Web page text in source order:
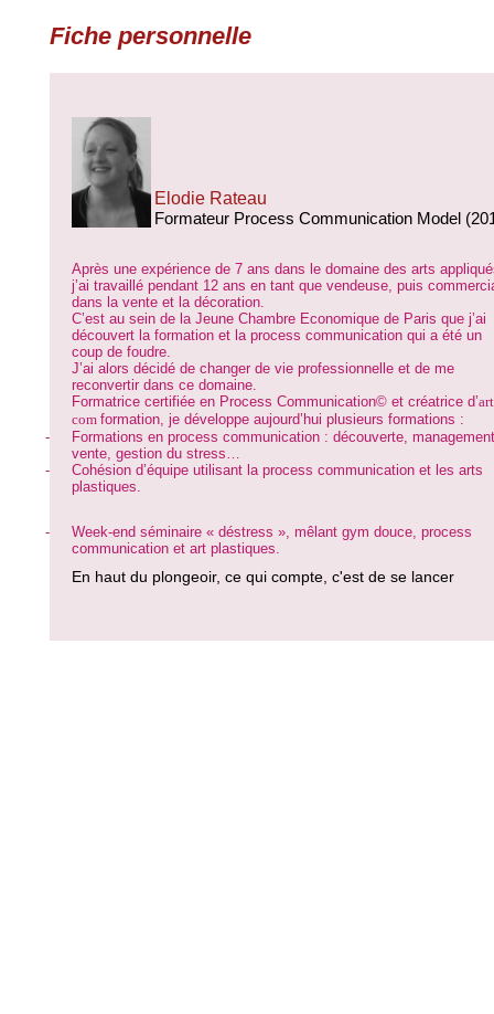
Fiche personnelle
Elodie Rateau
Formateur Process Communication Model
Après une expérience de 7 ans dans le domaine des arts
j’ai travaillé pendant 12 ans en tant que vendeuse, puis
dans la vente et la décoration.
C’est au sein de la Jeune Chambre Economique de Paris que j’ai
découvert la formation et la process communication qui a été un
coup de foudre.
J’ai alors décidé de changer de vie professionnelle et de me
reconvertir dans ce domaine.
Formatrice certifiée en Process Communication© et créatrice d’
com formation, je développe aujourd’hui plusieurs formations :
-
Formations en process communication : découverte,
vente, gestion du stress…
-
Cohésion d’équipe utilisant la process communication et les arts
plastiques.
-
Week-end séminaire « déstress », mêlant gym douce, process
communication et art plastiques.
En haut du plongeoir, ce qui compte, c'est de se lancer